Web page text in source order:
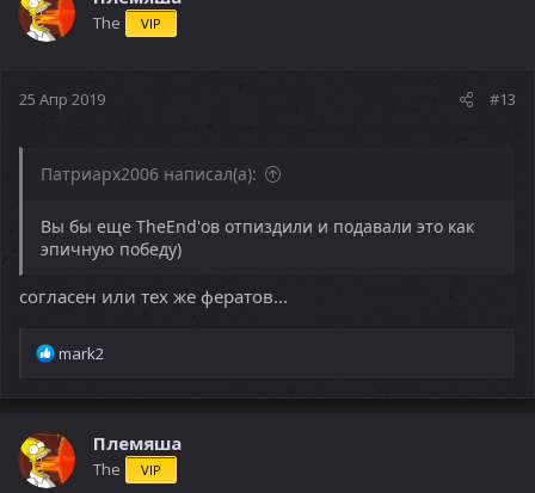
The VIP
25 Апр 2019 #13
Патриарх2006 написал(а):
Вы бы еще TheEnd'ов отпиздили и подавали это как
эпичную победу)
согласен или тех же фератов...
Р
а
ц
и
и
mark2
Племяша
The VIP